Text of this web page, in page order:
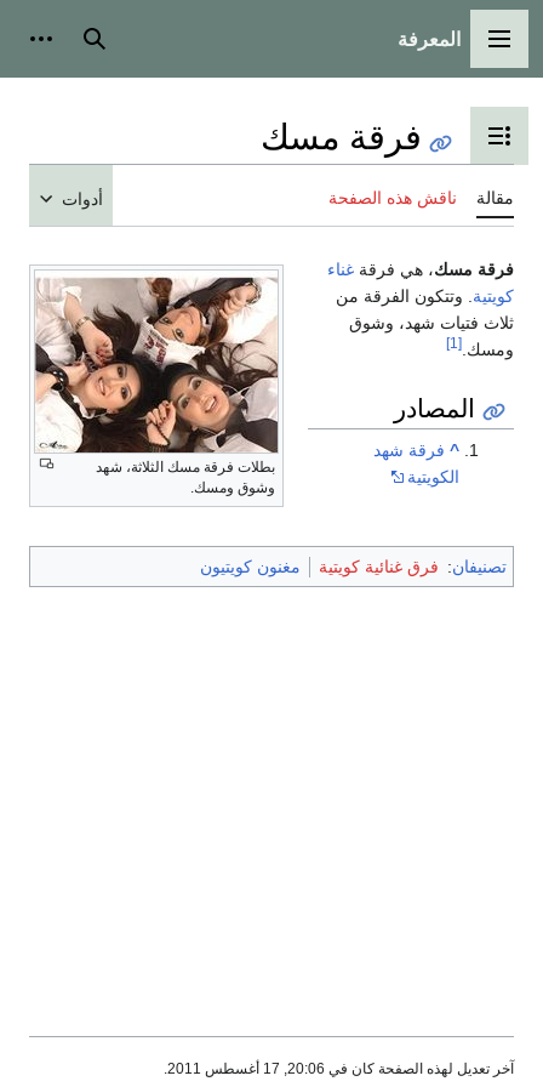
القائمة الرئيسية
المعرفة بحث
تبديل عرض جدول المحتويات
فرقة مسك
مقالة ناقش هذه الصفحة أدوات
بطلات فرقة مسك الثلاثة، شهد
وشوق ومسك.
فرقة مسك، هي فرقة غناء
كويتية . وتتكون الفرقة من
ثلاث فتيات شهد، وشوق
ومسك. [1]
المصادر
^ فرقة شهد
الكويتية
تصنيفان: فرق غنائية كويتية مغنون كويتيون
آخر تعديل لهذه الصفحة كان في 20:06, 17 أغسطس 2011.